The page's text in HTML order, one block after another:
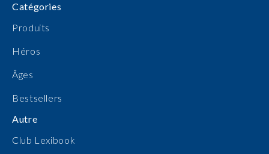
Catégories
Produits
Héros
Âges
Bestsellers
Autre
Club Lexibook